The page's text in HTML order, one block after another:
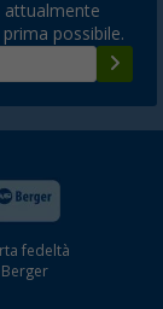
attualmente
possibile.
fedeltà
Berger